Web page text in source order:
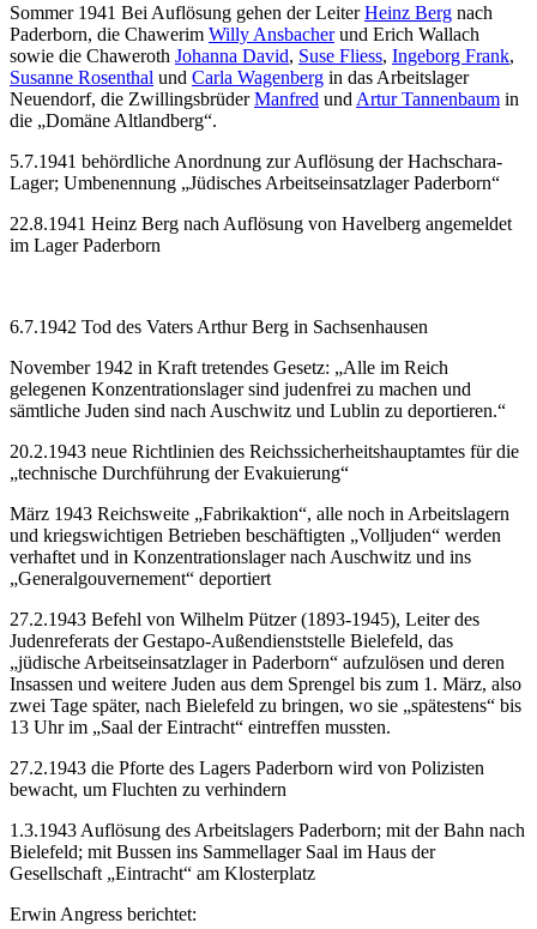
Sommer 1941 Bei Auflösung gehen der LeiterHeinz Berg nach
Paderborn, die Chawerim Willy Ansbacherund Erich Wallach
sowie die Chaweroth Johanna David, Suse Fliess, Ingeborg Frank,
Susanne Rosenthal und Carla Wagenberg in das Arbeitslager
Neuendorf, die ZwillingsbrüderManfred und Artur Tannenbaum in
die „Domäne Altlandberg“.
5.7.1941 behördliche Anordnung zur Auflösung der Hachschara-
Lager; Um­be­nen­nung „Jü­di­sches Ar­beits­ein­satz­lager Paderborn“
22.8.1941 Heinz Berg nach Auflösung von Havelberg angemeldet
im Lager Paderborn
6.7.1942 Tod des Vaters Arthur Berg in Sachsenhausen
November 1942 in Kraft tretendes Gesetz: „Alle im Reich
gelegenen Konzentrationslager sind judenfrei zu machen und
sämtliche Juden sind nach Auschwitz und Lublin zu deportieren.“
20.2.1943 neue Richtlinien des Reichssicherheitshauptamtes für die
„technische Durchführung der Evakuierung“
März 1943 Reichsweite „Fabrikaktion“, alle noch in Arbeitslagern
und kriegswichtigen Betrieben beschäftigten „Volljuden“ werden
verhaftet und in Konzentrationslager nach Auschwitz und ins
„Generalgouvernement“ deportiert
27.2.1943 Befehl von Wilhelm Pützer (1893-1945), Leiter des
Judenreferats der Gestapo-Außendienststelle Bielefeld, das
„jüdische Arbeitseinsatzlager in Paderborn“ aufzulösen und deren
Insassen und weitere Juden aus dem Sprengel bis zum 1. März, also
zwei Tage später, nach Bielefeld zu bringen, wo sie „spätestens“ bis
13 Uhr im „Saal der Eintracht“ eintreffen mussten.
27.2.1943 die Pforte des Lagers Paderborn wird von Polizisten
bewacht, um Fluchten zu verhindern
1.3.1943 Auflösung des Arbeitslagers Paderborn; mit der Bahn nach
Bielefeld; mit Bussen ins Sammellager Saal im Haus der
Gesellschaft „Eintracht“ am Klosterplatz
Erwin Angress berichtet: